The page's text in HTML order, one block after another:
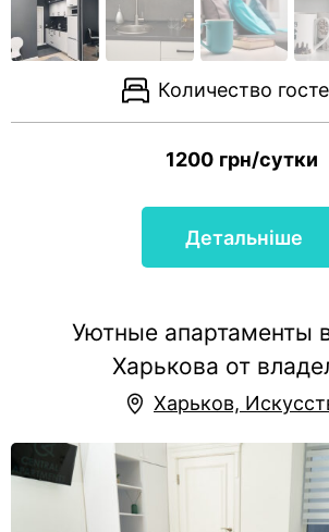
Количество
1200 грн/сутки
Детальніше
Уютные апартаменты
Харькова от
Харьков,